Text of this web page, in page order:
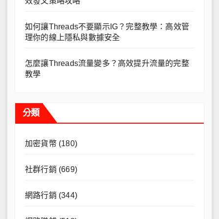
如何讓Threads不要顯示IG？完整教學：高效管
理你的線上隱私與數據安全
怎麼讓Threads流量變多？高效提升流量的完整
教學
分類
加密貨幣(180)
社群行銷 (669)
網路行銷 (344)